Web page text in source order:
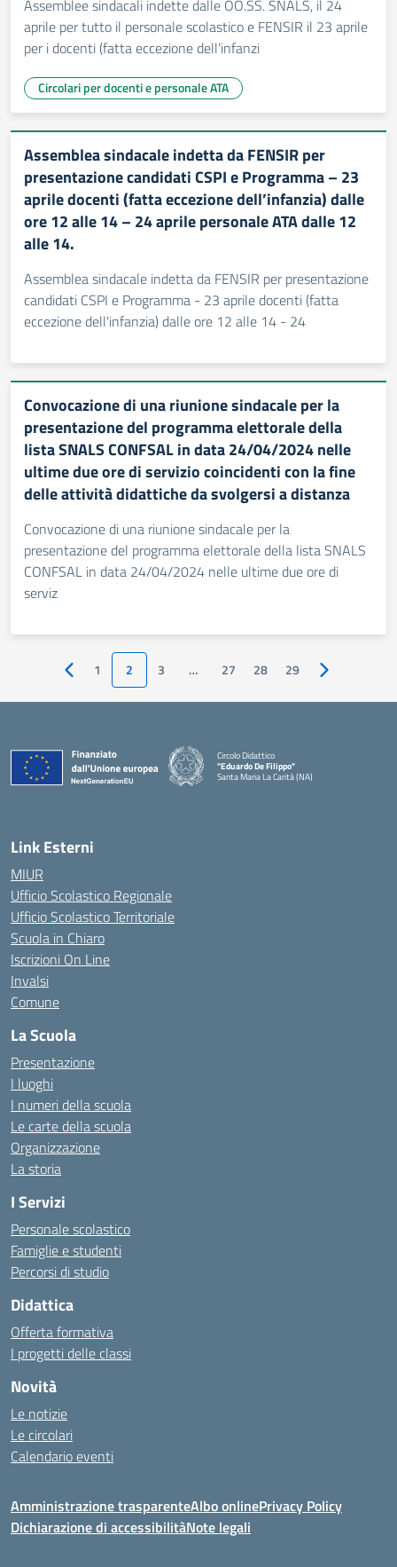
Assemblee sindacali indette dalle OO.SS. SNALS, il 24
aprile per tutto il personale scolastico e FENSIR il 23 aprile
per i docenti (fatta eccezione dell’infanzi
Circolari per docenti e personale ATA
Assemblea sindacale indetta da FENSIR per
presentazione candidati CSPI e Programma – 23
aprile docenti (fatta eccezione dell’infanzia) dalle
ore 12 alle 14 – 24 aprile personale ATA dalle 12
alle 14.
Assemblea sindacale indetta da FENSIR per presentazione
candidati CSPI e Programma - 23 aprile docenti (fatta
eccezione dell'infanzia) dalle ore 12 alle 14 - 24
Convocazione di una riunione sindacale per la
presentazione del programma elettorale della
lista SNALS CONFSAL in data 24/04/2024 nelle
ultime due ore di servizio coincidenti con la fine
delle attività didattiche da svolgersi a distanza
Convocazione di una riunione sindacale per la
presentazione del programma elettorale della lista SNALS
CONFSAL in data 24/04/2024 nelle ultime due ore di
serviz
Pagina precedente
1 2 3 … 27 28 29 Pagina
Circolo Didattico
"Eduardo De Filippo"
Santa Maria La Carità (NA)
Link Esterni
MIUR
Ufficio Scolastico Regionale
Ufficio Scolastico Territoriale
Scuola in Chiaro
Iscrizioni On Line
Invalsi
Comune
La Scuola
Presentazione
I luoghi
I numeri della scuola
Le carte della scuola
Organizzazione
La storia
I Servizi
Personale scolastico
Famiglie e studenti
Percorsi di studio
Didattica
Offerta formativa
I progetti delle classi
Novità
Le notizie
Le circolari
Calendario eventi
Amministrazione trasparenteAlbo onlinePrivacy Policy
Dichiarazione di accessibilitàNote legali